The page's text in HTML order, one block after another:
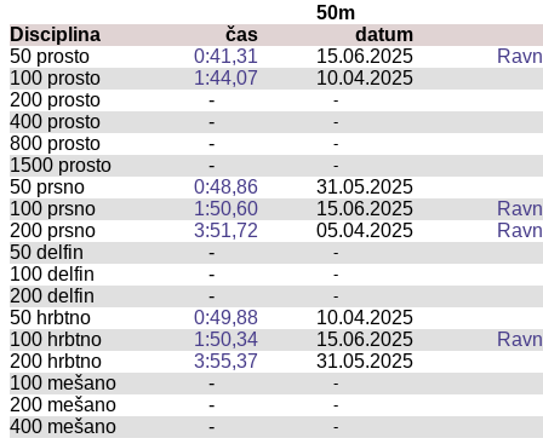
50m
Disciplina
čas
datum
50 prosto
0:41,31 15.06.2025
100 prosto
1:44,07
10.04.2025
200 prosto
- -
400 prosto - -
800 prosto - -
1500 prosto - -
50 prsno 0:48,86
31.05.2025
100 prsno
1:50,60 15.06.2025
200 prsno
3:51,72 05.04.2025
50 delfin
- -
100 delfin - -
200 delfin - -
50 hrbtno 0:49,88
10.04.2025
100 hrbtno
1:50,34 15.06.2025
200 hrbtno
3:55,37
31.05.2025
100 mešano
- -
200 mešano - -
400 mešano - -